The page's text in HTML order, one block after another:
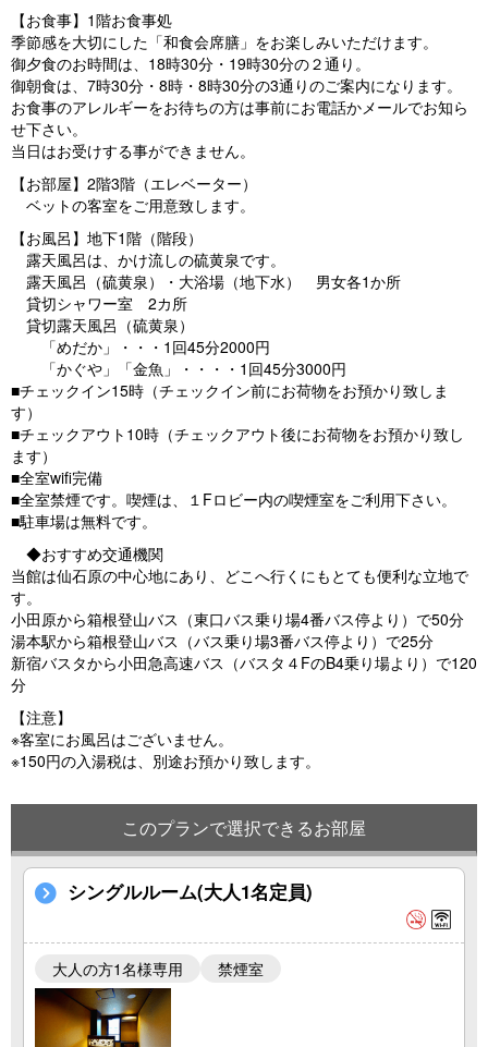
【お食事】1階お食事処
季節感を大切にした「和食会席膳」をお楽しみいただけます。
御夕食のお時間は、18時30分・19時30分の２通り。
御朝食は、7時30分・8時・8時30分の3通りのご案内になります。
お食事のアレルギーをお待ちの方は事前にお電話かメールでお知ら
せ下さい。
当日はお受けする事ができません。
【お部屋】2階3階（エレベーター）
ベットの客室をご用意致します。
【お風呂】地下1階（階段）
露天風呂は、かけ流しの硫黄泉です。
露天風呂（硫黄泉）・大浴場（地下水） 男女各1か所
貸切シャワー室 2カ所
貸切露天風呂（硫黄泉）
「めだか」・・・1回45分2000円
「かぐや」「金魚」・・・・1回45分3000円
■チェックイン15時（チェックイン前にお荷物をお預かり致しま
す）
■チェックアウト10時（チェックアウト後にお荷物をお預かり致し
ます）
■全室wifi完備
■全室禁煙です。喫煙は、１Fロビー内の喫煙室をご利用下さい。
■駐車場は無料です。
◆おすすめ交通機関
当館は仙石原の中心地にあり、どこへ行くにもとても便利な立地で
す。
小田原から箱根登山バス（東口バス乗り場4番バス停より）で50分
湯本駅から箱根登山バス（バス乗り場3番バス停より）で25分
新宿バスタから小田急高速バス（バスタ４FのB4乗り場より）で120
分
【注意】
※客室にお風呂はございません。
※150円の入湯税は、別途お預かり致します。
このプランで選択できるお部屋
シングルルーム(大人1名定員)
大人の方1名様専用 禁煙室